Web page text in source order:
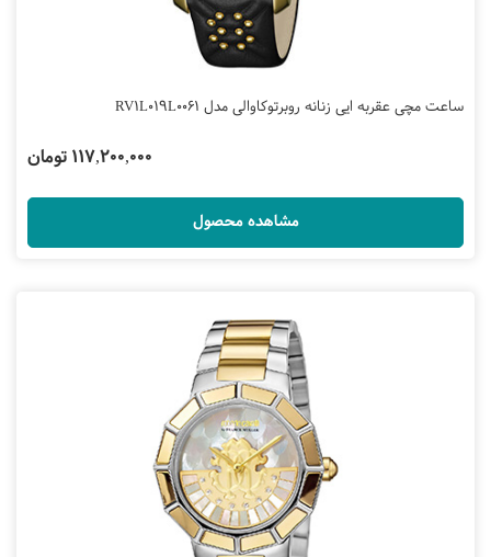
ساعت مچی عقربه ایی زنانه روبرتوکاوالی مدل RV1L019L0061
117,200,000 تومان
مشاهده محصول